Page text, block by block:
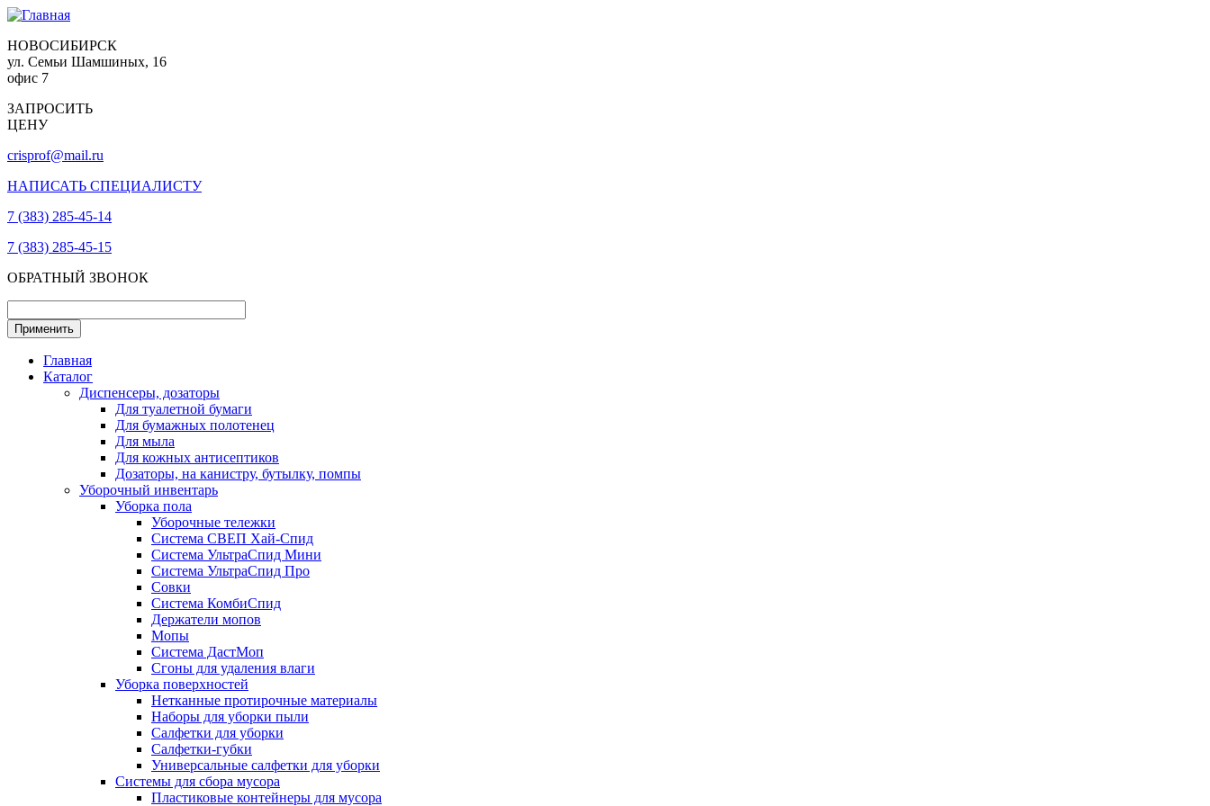
НОВОСИБИРСК
ул. Семьи Шамшиных, 16
офис 7
ЗАПРОСИТЬ
ЦЕНУ
crisprof@mail.ru
НАПИСАТЬ СПЕЦИАЛИСТУ
7 (383) 285-45-14
7 (383) 285-45-15
ОБРАТНЫЙ ЗВОНОК
Главная
Каталог
Диспенсеры, дозаторы
Для туалетной бумаги
Для бумажных полотенец
Для мыла
Для кожных антисептиков
Дозаторы, на канистру, бутылку, помпы
Уборочный инвентарь
Уборка пола
Уборочные тележки
Система СВЕП Хай-Спид
Система УльтраСпид Мини
Система УльтраСпид Про
Совки
Система КомбиСпид
Держатели мопов
Мопы
Система ДастМоп
Сгоны для удаления влаги
Уборка поверхностей
Нетканные протирочные материалы
Наборы для уборки пыли
Салфетки для уборки
Салфетки-губки
Универсальные салфетки для уборки
Системы для сбора мусора
Пластиковые контейнеры для мусора